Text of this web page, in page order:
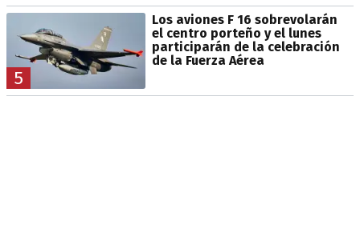
5
Los aviones F 16 sobrevolarán
el centro porteño y el lunes
participarán de la celebración
de la Fuerza Aérea